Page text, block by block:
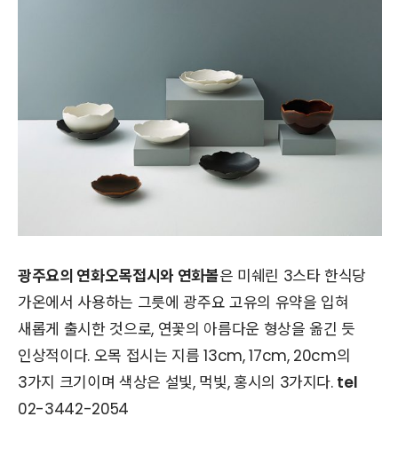
광주요의 연화오목접시와 연화볼은 미쉐린 3스타 한식당
가온에서 사용하는 그릇에 광주요 고유의 유약을 입혀
새롭게 출시한 것으로, 연꽃의 아름다운 형상을 옮긴 듯
인상적이다. 오목 접시는 지름 13cm, 17cm, 20cm의
3가지 크기이며 색상은 설빛, 먹빛, 홍시의 3가지다. tel
02-3442-2054